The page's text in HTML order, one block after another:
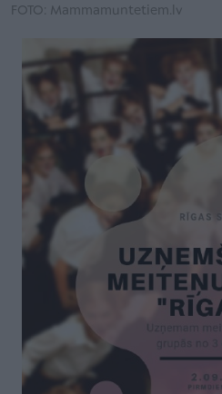
FOTO: Mammamuntetiem.lv